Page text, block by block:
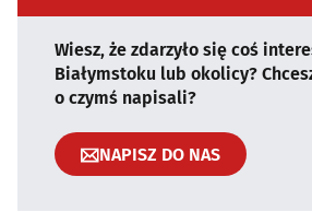
Wiesz, że zdarzyło się coś
Białymstoku lub okolicy?
o czymś napisali?
NAPISZ DO NAS